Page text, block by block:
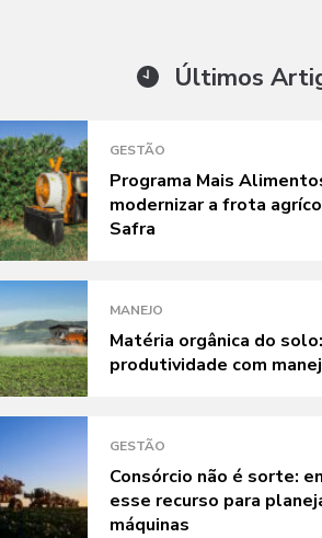
Últimos
GESTÃO
Programa Mais
modernizar a frota
Safra
MANEJO
Matéria orgânica do
produtividade com
GESTÃO
Consórcio não é sorte:
esse recurso para
máquinas